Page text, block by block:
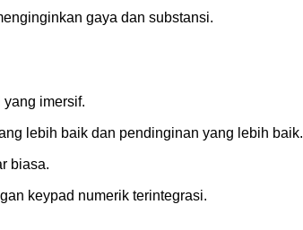
gaya dan substansi.
imersif.
lebih baik dan pendinginan yang lebih baik.
biasa.
keypad numerik terintegrasi.